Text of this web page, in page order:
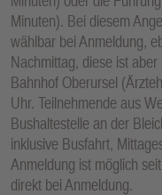
Minuten). Bei diesem
wählbar bei Anmeldung,
Nachmittag, diese ist
Bahnhof Oberursel
Uhr. Teilnehmende aus
Bushaltestelle an der
inklusive Busfahrt,
Anmeldung ist möglich
direkt bei Anmeldung.